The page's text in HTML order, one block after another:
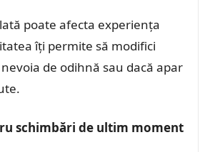
poate afecta experiența
îți permite să modifici
de odihnă sau dacă apar
schimbări de ultim moment